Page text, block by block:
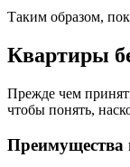
Таким образом,
Квартиры
Прежде чем
чтобы понять,
Преимущества